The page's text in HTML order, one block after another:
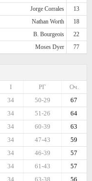
Jorge Corrales
13
Nathan Worth
18
B. Bourgeois
22
Moses Dyer 77
Оч.
РГ
I
67
50-29
34
64
51-26
34
63
60-39
34
59
47-43
34
57
46-39
34
57
61-43
34
56
63-38
34